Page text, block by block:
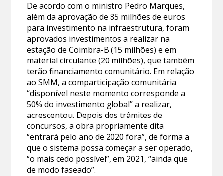
De acordo com o ministro Pedro Marques,
além da aprovação de 85 milhões de euros
para investimento na infraestrutura, foram
aprovados investimentos a realizar na
estação de Coimbra-B (15 milhões) e em
material circulante (20 milhões), que também
terão financiamento comunitário. Em relação
ao SMM, a comparticipação comunitária
“disponível neste momento corresponde a
50% do investimento global” a realizar,
acrescentou. Depois dos trâmites de
concursos, a obra propriamente dita
“entrará pelo ano de 2020 fora”, de forma a
que o sistema possa começar a ser operado,
“o mais cedo possível”, em 2021, “ainda que
de modo faseado”.